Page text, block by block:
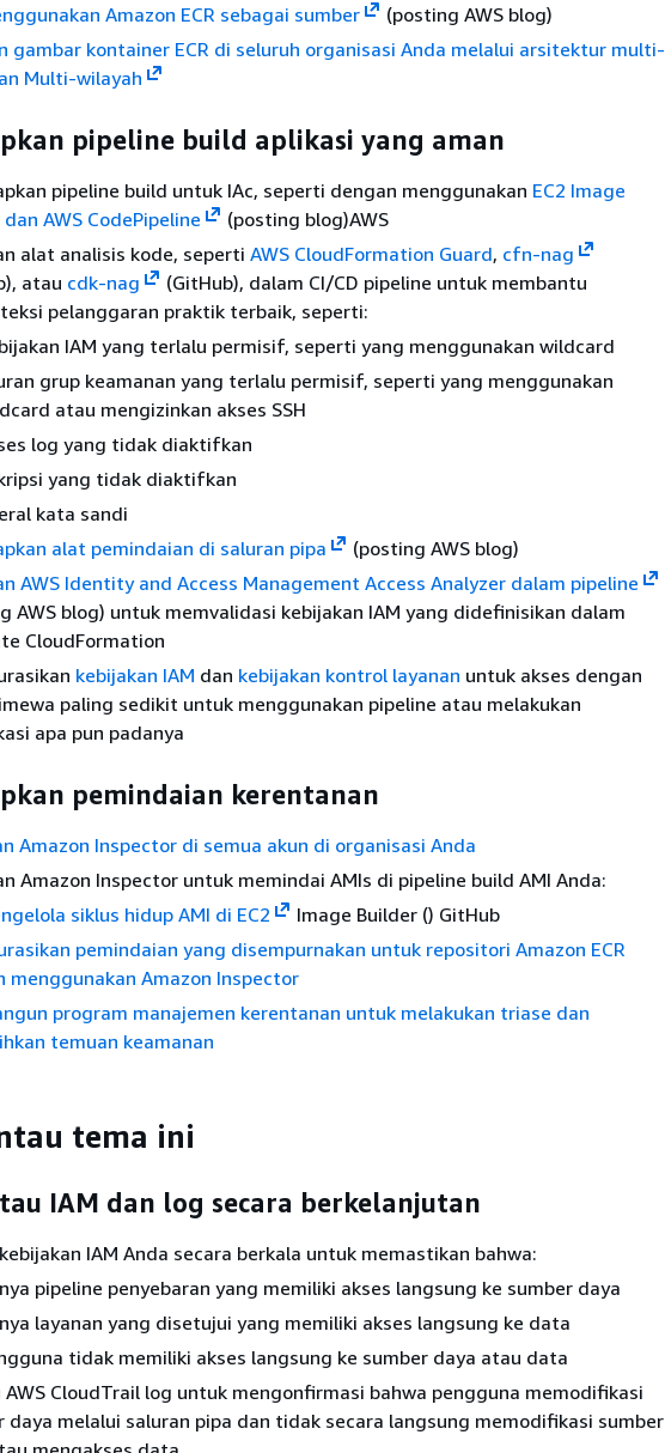
Amazon ECR sebagai sumber
(posting AWS blog)
gambar kontainer ECR di seluruh organisasi Anda melalui arsitektur multi-
Multi-wilayah
pipeline build aplikasi yang aman
pipeline build untuk IAc, seperti dengan menggunakan EC2 Image
AWS CodePipeline
(posting blog)AWS
alat analisis kode, seperti AWS CloudFormation Guard, cfn-nag
atau cdk-nag
(GitHub), dalam CI/CD pipeline untuk membantu
pelanggaran praktik terbaik, seperti:
IAM yang terlalu permisif, seperti yang menggunakan wildcard
grup keamanan yang terlalu permisif, seperti yang menggunakan
atau mengizinkan akses SSH
log yang tidak diaktifkan
yang tidak diaktifkan
kata sandi
alat pemindaian di saluran pipa
(posting AWS blog)
AWS Identity and Access Management Access Analyzer dalam pipeline
AWS blog) untuk memvalidasi kebijakan IAM yang didefinisikan dalam
CloudFormation
kebijakan IAM dan kebijakan kontrol layanan untuk akses dengan
paling sedikit untuk menggunakan pipeline atau melakukan
apa pun padanya
pemindaian kerentanan
Amazon Inspector di semua akun di organisasi Anda
Amazon Inspector untuk memindai AMIs di pipeline build AMI Anda:
siklus hidup AMI di EC2
Image Builder () GitHub
pemindaian yang disempurnakan untuk repositori Amazon ECR
menggunakan Amazon Inspector
program manajemen kerentanan untuk melakukan triase dan
temuan keamanan
tema ini
IAM dan log secara berkelanjutan
IAM Anda secara berkala untuk memastikan bahwa:
pipeline penyebaran yang memiliki akses langsung ke sumber daya
layanan yang disetujui yang memiliki akses langsung ke data
tidak memiliki akses langsung ke sumber daya atau data
AWS CloudTrail log untuk mengonfirmasi bahwa pengguna memodifikasi
daya melalui saluran pipa dan tidak secara langsung memodifikasi sumber